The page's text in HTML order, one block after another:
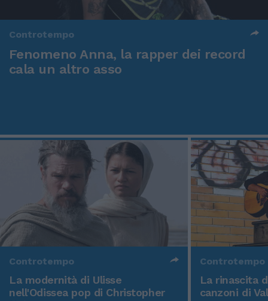
Controtempo
Fenomeno Anna, la rapper dei record
cala un altro asso
Controtempo
La modernità di Ulisse
nell'Odissea pop di Christopher
Controtempo
La rinascita
canzoni di